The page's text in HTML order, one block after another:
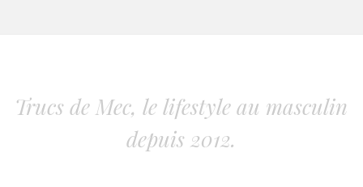
Trucs de Mec, le lifestyle au masculin
depuis 2012.